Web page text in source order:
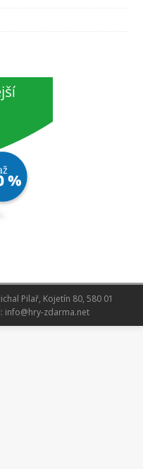
Pilař, Kojetín 80, 580 01
info@hry-zdarma.net